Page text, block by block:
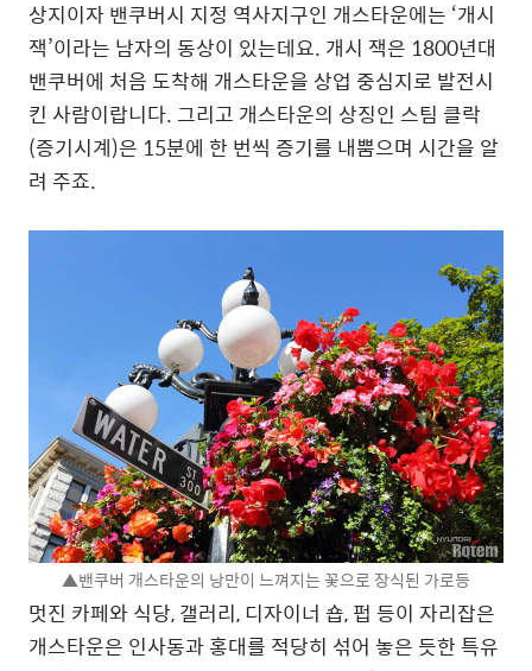
상지이자 밴쿠버시 지정 역사지구인 개스타운에는 ‘개시
잭’이라는 남자의 동상이 있는데요. 개시 잭은 1800년대
밴쿠버에 처음 도착해 개스타운을 상업 중심지로 발전시
킨 사람이랍니다. 그리고 개스타운의 상징인 스팀 클락
(증기시계)은 15분에 한 번씩 증기를 내뿜으며 시간을 알
려 주죠.
▲밴쿠버 개스타운의 낭만이 느껴지는 꽃으로 장식된 가로등
멋진 카페와 식당, 갤러리, 디자이너 숍, 펍 등이 자리잡은
개스타운은 인사동과 홍대를 적당히 섞어 놓은 듯한 특유